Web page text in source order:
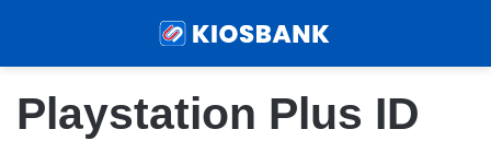
Playstation Plus ID